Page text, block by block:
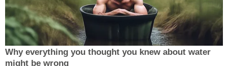
Why everything you thought you knew about water
might be wrong